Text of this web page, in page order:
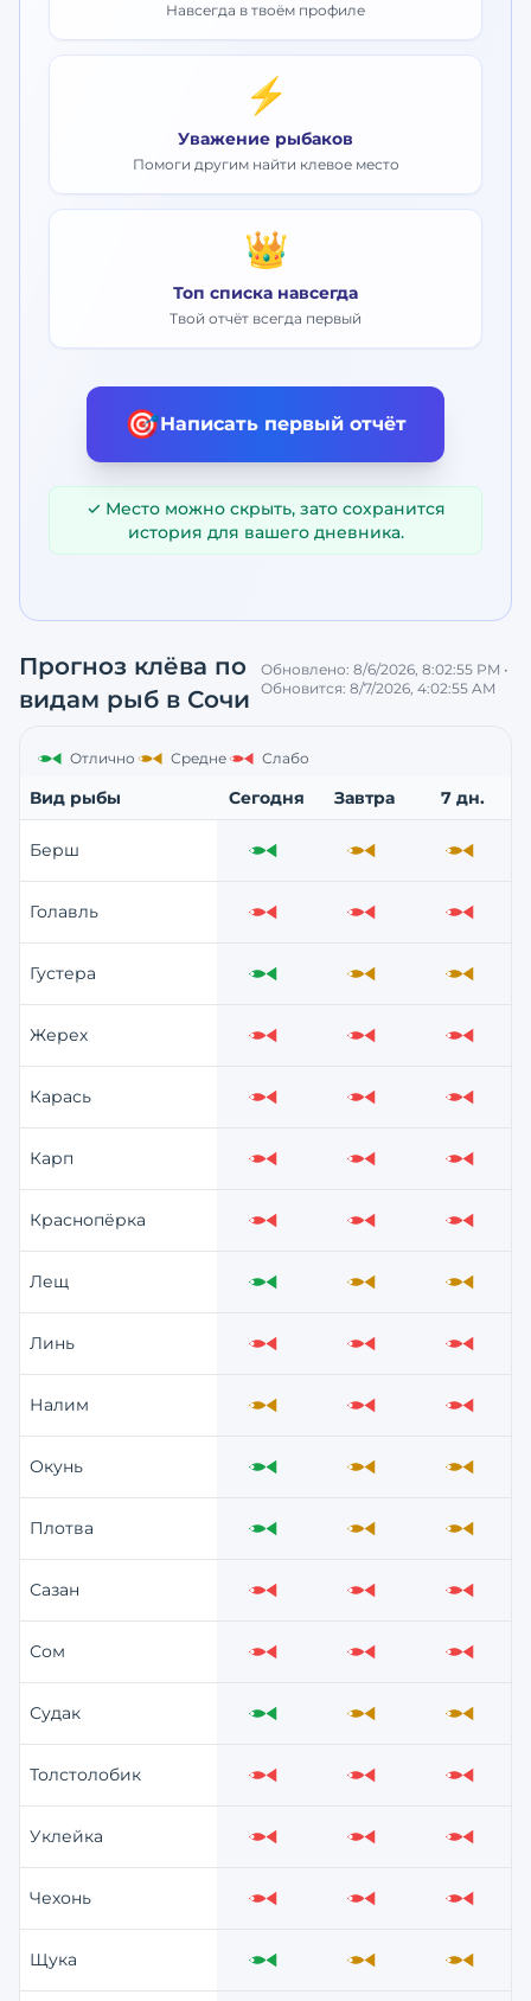
Навсегда в твоём профиле
⚡
Уважение рыбаков
Помоги другим найти клевое место
👑
Топ списка навсегда
Твой отчёт всегда первый
🎯Написать первый отчёт
✓ Место можно скрыть, зато сохранится
история для вашего дневника.
Прогноз клёва по
видам рыб в Сочи
Обновлено: 8/6/2026, 8:02:55 PM •
Обновится: 8/7/2026, 4:02:55 AM
Отлично Средне Слабо
Вид рыбы Сегодня Завтра 7 дн.
Берш Отлично Средне Средне
Голавль Слабо Слабо Слабо
Густера Отлично Средне Средне
Жерех Слабо Слабо Слабо
Карась Слабо Слабо Слабо
Карп Слабо Слабо Слабо
Краснопёрка Слабо Слабо Слабо
Лещ Отлично Средне Средне
Линь Слабо Слабо Слабо
Налим Средне Слабо Слабо
Окунь Отлично Средне Средне
Плотва Отлично Средне Средне
Сазан Слабо Слабо Слабо
Сом Слабо Слабо Слабо
Судак Отлично Средне Средне
Толстолобик Слабо Слабо Слабо
Уклейка Слабо Слабо Слабо
Чехонь Слабо Слабо Слабо
Щука Отлично Средне Средне